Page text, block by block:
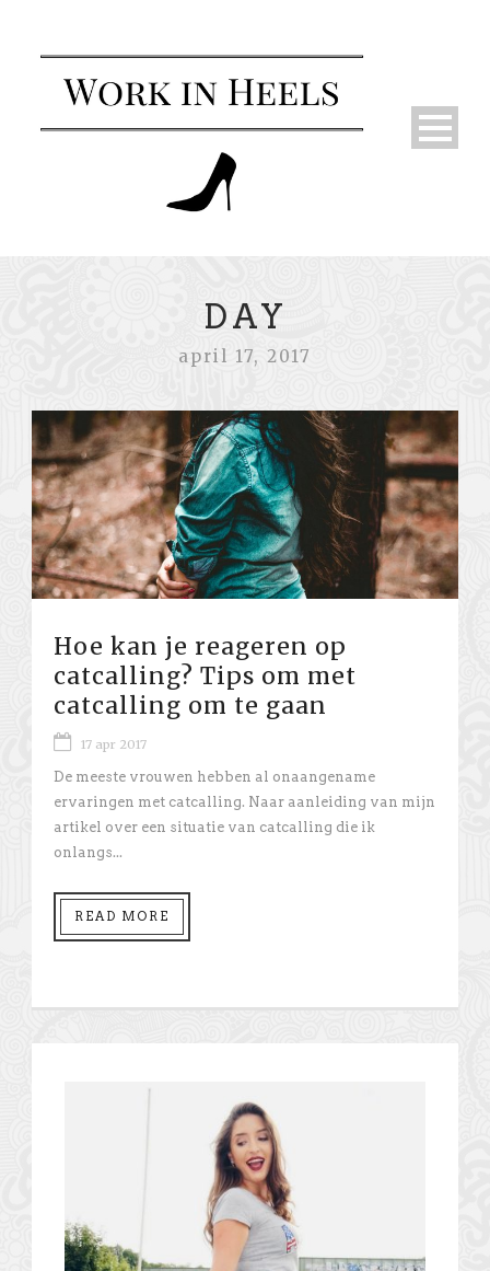
DAY
april 17, 2017
Hoe kan je reageren op
catcalling? Tips om met
catcalling om te gaan
17 apr 2017
De meeste vrouwen hebben al onaangename
ervaringen met catcalling. Naar aanleiding van mijn
artikel over een situatie van catcalling die ik
onlangs...
READ MORE